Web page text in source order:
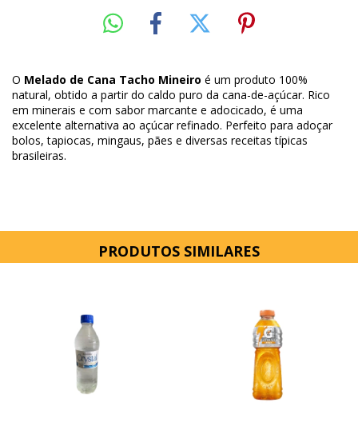
O Melado de Cana Tacho Mineiro é um produto 100%
natural, obtido a partir do caldo puro da cana-de-açúcar. Rico
em minerais e com sabor marcante e adocicado, é uma
excelente alternativa ao açúcar refinado. Perfeito para adoçar
bolos, tapiocas, mingaus, pães e diversas receitas típicas
brasileiras.
PRODUTOS SIMILARES